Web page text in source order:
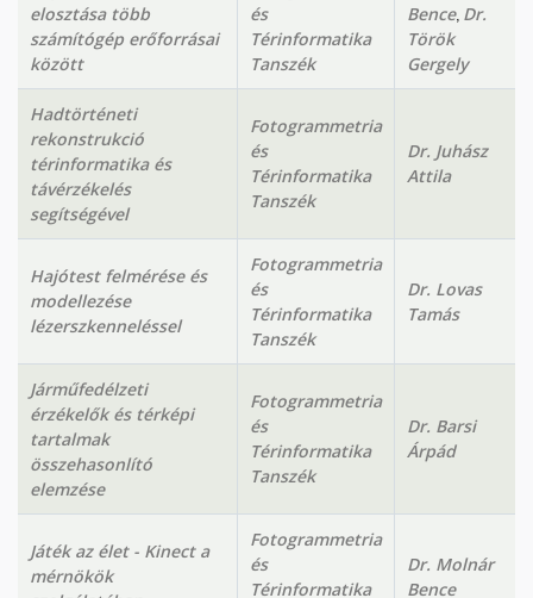
elosztása több
számítógép erőforrásai
között
és
Térinformatika
Tanszék
Bence, Dr.
Török
Gergely
Hadtörténeti
rekonstrukció
térinformatika és
távérzékelés
segítségével
Fotogrammetria
és
Térinformatika
Tanszék
Dr. Juhász
Attila
Hajótest felmérése és
modellezése
lézerszkenneléssel
Fotogrammetria
és
Térinformatika
Tanszék
Dr. Lovas
Tamás
Járműfedélzeti
érzékelők és térképi
tartalmak
összehasonlító
elemzése
Fotogrammetria
és
Térinformatika
Tanszék
Dr. Barsi
Árpád
Játék az élet - Kinect a
mérnökök
Fotogrammetria
és
Térinformatika
Dr. Molnár
Bence